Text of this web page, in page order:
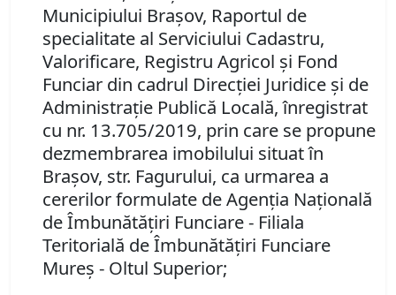
Municipiului Braşov, Raportul de
specialitate al Serviciului Cadastru,
Valorificare, Registru Agricol şi Fond
Funciar din cadrul Direcţiei Juridice şi de
Administraţie Publică Locală, înregistrat
cu nr. 13.705/2019, prin care se propune
dezmembrarea imobilului situat în
Braşov, str. Fagurului, ca urmarea a
cererilor formulate de Agenţia Naţională
de Îmbunătăţiri Funciare - Filiala
Teritorială de Îmbunătăţiri Funciare
Mureş - Oltul Superior;